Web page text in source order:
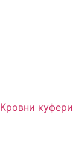
Кровни куфери